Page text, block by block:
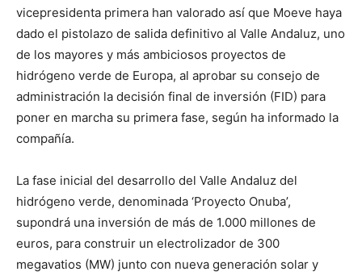
vicepresidenta primera han valorado así que Moeve haya
dado el pistolazo de salida definitivo al Valle Andaluz, uno
de los mayores y más ambiciosos proyectos de
hidrógeno verde de Europa, al aprobar su consejo de
administración la decisión final de inversión (FID) para
poner en marcha su primera fase, según ha informado la
compañía.
La fase inicial del desarrollo del Valle Andaluz del
hidrógeno verde, denominada ‘Proyecto Onuba’,
supondrá una inversión de más de 1.000 millones de
euros, para construir un electrolizador de 300
megavatios (MW) junto con nueva generación solar y